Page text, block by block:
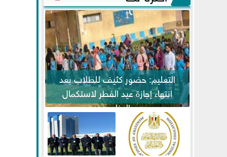
التعليم: حضور كثيف للطلاب بعد
انتهاء إجازة عيد الفطر لاستكمال
المناهج